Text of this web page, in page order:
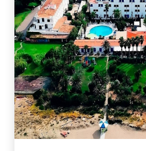
villaggio che
animazione per
ricreativi e ottima
per bambini e non
consigliabile ad
famiglie che per